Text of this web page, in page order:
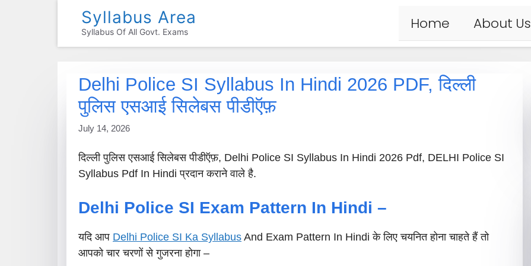
Syllabus Area
Syllabus Of All Govt. Exams Home About Us
Delhi Police SI Syllabus In Hindi 2026 PDF, दिल्ली
पुलिस एसआई सिलेबस पीडीऍफ़
July 14, 2026
दिल्ली पुलिस एसआई सिलेबस पीडीऍफ़, Delhi Police SI Syllabus In Hindi 2026 Pdf, DELHI Police SI
Syllabus Pdf In Hindi प्रदान कराने वाले है.
Delhi Police SI Exam Pattern In Hindi –
यदि आप Delhi Police SI Ka Syllabus And Exam Pattern In Hindi के लिए चयनित होना चाहते हैं तो
आपको चार चरणों से गुजरना होगा –